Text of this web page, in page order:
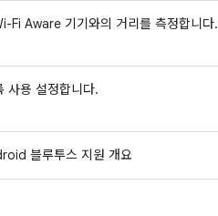
Fi Aware 기기와의 거리를 측정합니다.
사용 설정합니다.
블루투스 지원 개요